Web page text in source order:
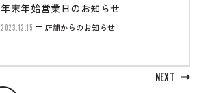
NEXT
年末年始営業日のお知らせ
2023.12.15 店舗からのお知らせ